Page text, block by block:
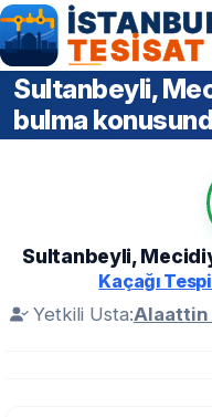
Sultanbeyli,
bulma
Sultanbeyli,
Kaçağı
Yetkili Usta:Alaattin